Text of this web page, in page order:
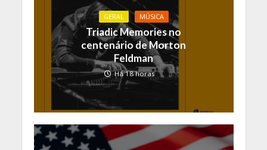
GERAL MÚSICA
Triadic Memories no
centenário de Morton
Feldman
Há 18 horas